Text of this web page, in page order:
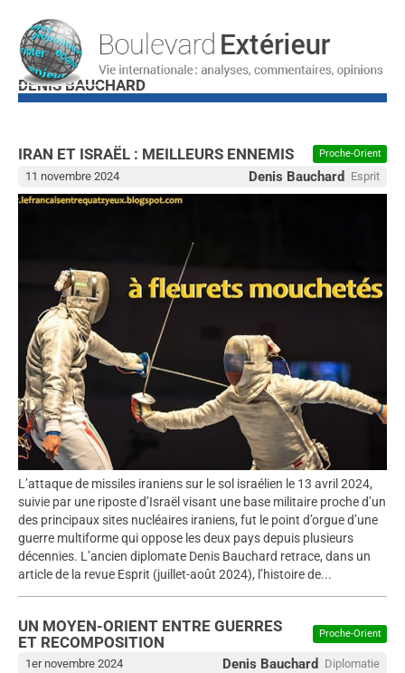
DENIS BAUCHARD
Proche-Orient
IRAN ET ISRAËL : MEILLEURS ENNEMIS
Denis Bauchard Esprit
11 novembre 2024
L’attaque de missiles iraniens sur le sol israélien le 13 avril 2024,
suivie par une riposte d’Israël visant une base militaire proche d’un
des principaux sites nucléaires iraniens, fut le point d’orgue d’une
guerre multiforme qui oppose les deux pays depuis plusieurs
décennies. L’ancien diplomate Denis Bauchard retrace, dans un
article de la revue Esprit (juillet-août 2024), l’histoire de...
Proche-Orient
UN MOYEN-ORIENT ENTRE GUERRES
ET RECOMPOSITION
Denis Bauchard Diplomatie
1er novembre 2024